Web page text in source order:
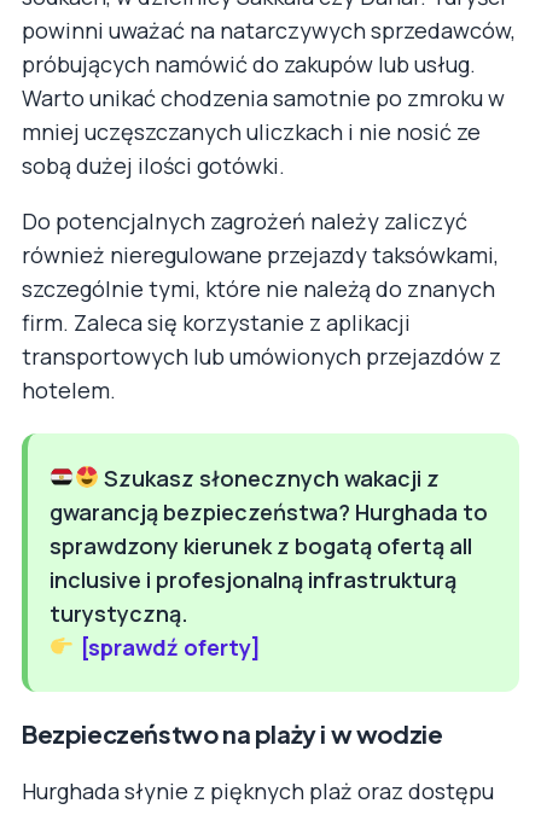
powinni uważać na natarczywych sprzedawców,
próbujących namówić do zakupów lub usług.
Warto unikać chodzenia samotnie po zmroku w
mniej uczęszczanych uliczkach i nie nosić ze
sobą dużej ilości gotówki.
Do potencjalnych zagrożeń należy zaliczyć
również nieregulowane przejazdy taksówkami,
szczególnie tymi, które nie należą do znanych
firm. Zaleca się korzystanie z aplikacji
transportowych lub umówionych przejazdów z
hotelem.
Szukasz słonecznych wakacji z
gwarancją bezpieczeństwa? Hurghada to
sprawdzony kierunek z bogatą ofertą all
inclusive i profesjonalną infrastrukturą
turystyczną.
[sprawdź oferty]
Bezpieczeństwo na plaży i w wodzie
Hurghada słynie z pięknych plaż oraz dostępu